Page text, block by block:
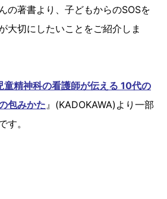
の著書より、子どもからのSOSを
大切にしたいことをご紹介しま
童精神科の看護師が伝える 10代の
包みかた 』(KADOKAWA)より一部
す。